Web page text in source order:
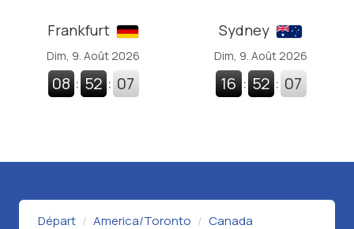
Frankfurt
Dim, 9. Août 2026
08 : 52 : 08
Sydney
Dim, 9. Août 2026
16 : 52 : 08
Départ America/Toronto
Canada